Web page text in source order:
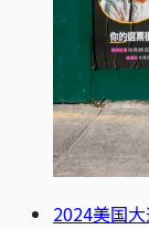
2024美国